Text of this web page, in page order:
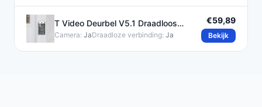
T Video Deurbel V5.1 Draadloos
Compleet Set
Camera: JaDraadloze verbinding: Ja
€59,89
Bekijk